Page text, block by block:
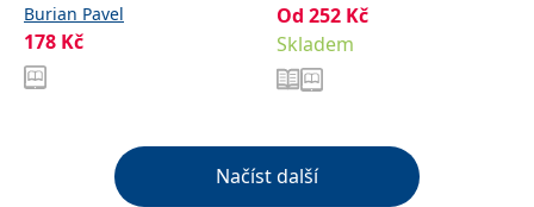
Burian Pavel
178 Kč
Od 252 Kč
Skladem
Načíst další